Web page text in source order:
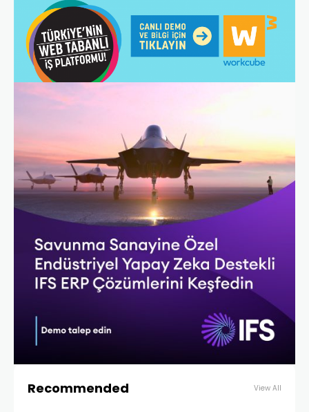
Recommended View All